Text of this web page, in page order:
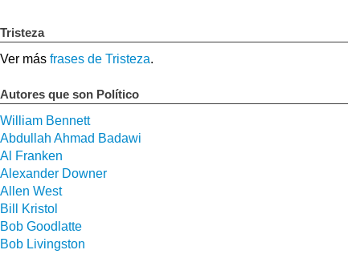
Tristeza
Ver más frases de Tristeza.
Autores que son Político
William Bennett
Abdullah Ahmad Badawi
Al Franken
Alexander Downer
Allen West
Bill Kristol
Bob Goodlatte
Bob Livingston